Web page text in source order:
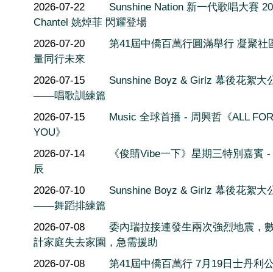
2026-07-22
Sunshine Nation 新一代歌唱大賽
Chantel 姚焯菲 閃耀登場
2026-07-20
第41屆中僑百萬行圓滿舉行 凝聚社
量同行未來
2026-07-15
Sunshine Boyz & Girlz 幕後花絮大
——唱歌訓練篇
2026-07-15
Music 全球首播 - 周興哲《ALL FOR
YOU》
2026-07-14
《俊䝼Vibe一下》星期三特別嘉賓
辰
2026-07-10
Sunshine Boyz & Girlz 幕後花絮大
——舞蹈排練篇
2026-07-08
委內瑞拉接連發生兩次強烈地震，
計家庭失去家園，急需援助
2026-07-08
第41屆中僑百萬行 7月19日士丹利